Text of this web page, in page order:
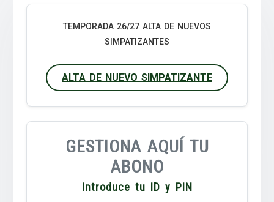
TEMPORADA 26/27 ALTA DE NUEVOS
SIMPATIZANTES
ALTA DE NUEVO SIMPATIZANTE
GESTIONA AQUÍ TU
ABONO
Introduce tu ID y PIN